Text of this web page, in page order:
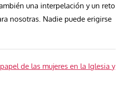
una interpelación y un reto
nosotras. Nadie puede erigirse
de las mujeres en la Iglesia y